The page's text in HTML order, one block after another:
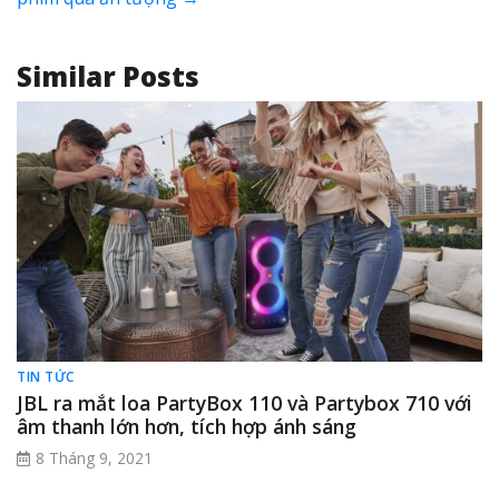
Similar Posts
TIN TỨC
JBL ra mắt loa PartyBox 110 và Partybox 710 với
âm thanh lớn hơn, tích hợp ánh sáng
8 Tháng 9, 2021